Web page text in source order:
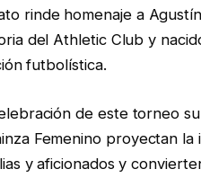
rinde homenaje a
del Athletic Club y
futbolística.
de este torneo
Femenino proyectan la
y aficionados y